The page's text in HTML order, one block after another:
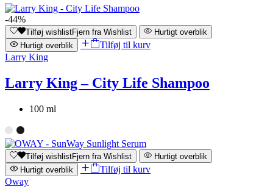
-44%
Tilføj wishlistFjern fra Wishlist
Hurtigt overblik
Hurtigt overblik
Tilføj til kurv
Larry King
Larry King – City Life Shampoo
100 ml
Tilføj wishlistFjern fra Wishlist
Hurtigt overblik
Hurtigt overblik
Tilføj til kurv
Oway